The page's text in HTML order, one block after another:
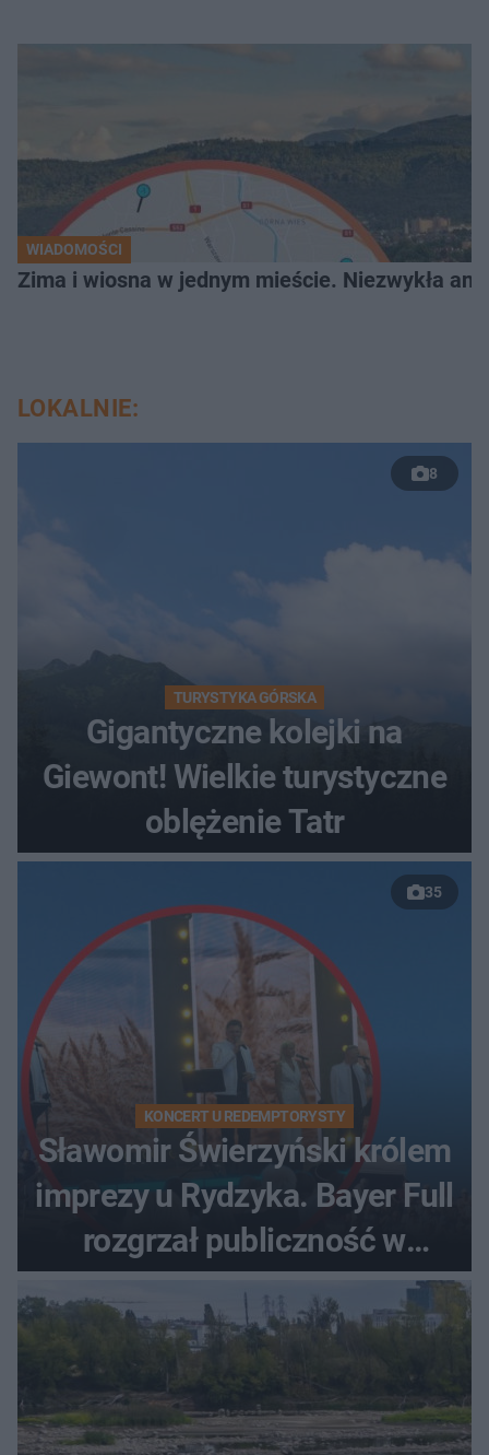
WIADOMOŚCI
Zima i wiosna w jednym mieście. Niezwykła
LOKALNIE:
8
TURYSTYKA GÓRSKA
Gigantyczne kolejki na
Giewont! Wielkie turystyczne
oblężenie Tatr
35
KONCERT U REDEMPTORYSTY
Sławomir Świerzyński królem
imprezy u Rydzyka. Bayer Full
rozgrzał publiczność w
Toruniu